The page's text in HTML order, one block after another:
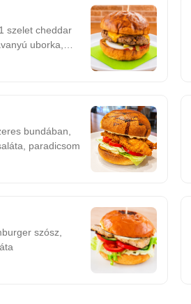
szelet cheddar
uborka,
bundában,
paradicsom
szósz,